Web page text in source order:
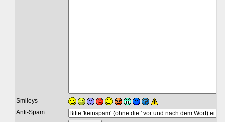
Smileys
Anti-Spam